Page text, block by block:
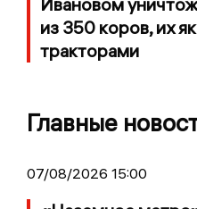
из 350 коров, их
тракторами
Главные
07/08/2026 15:00